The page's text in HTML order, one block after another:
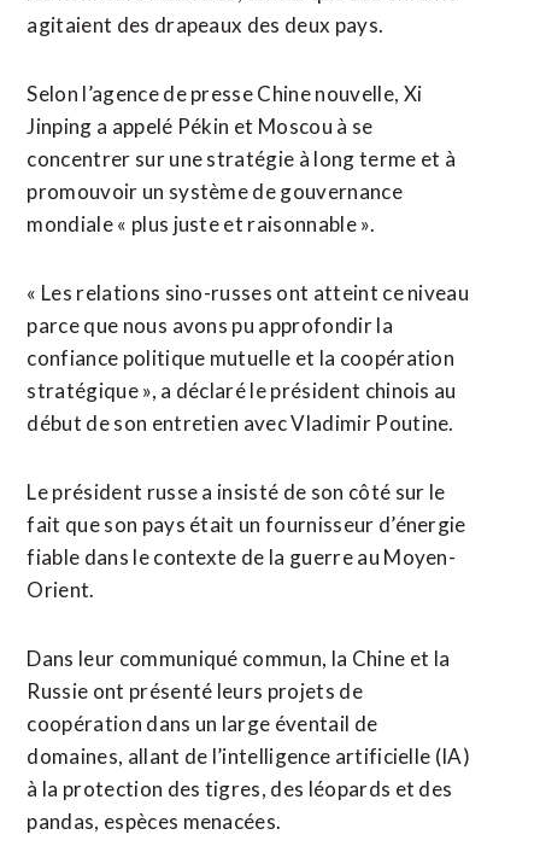
agitaient des drapeaux des deux pays.
Selon l’agence de presse Chine nouvelle, Xi
Jinping a appelé Pékin ⁠et Moscou à ‌se
concentrer sur une stratégie à long terme et à
promouvoir un système de gouvernance
mondiale « plus juste et raisonnable ».
« Les relations sino-russes ont atteint ce niveau
parce que nous ⁠avons pu approfondir la
confiance politique mutuelle et la coopération
stratégique », a déclaré le président chinois au
début de son entretien avec Vladimir Poutine.
Le président ​russe a insisté de son côté ​sur le
fait que son pays était un fournisseur d’énergie
fiable dans le contexte de la guerre au Moyen-
Orient.
Dans leur communiqué commun, la Chine et la
Russie ont présenté leurs projets de
coopération dans un large éventail de ​
domaines, allant de l’intelligence artificielle (IA)
à la protection des tigres, des léopards et des
pandas, espèces menacées.